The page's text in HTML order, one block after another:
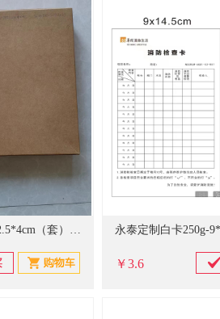
永泰定制工作卷宗 31.5*22.5*4cm（套）不印刷 50套起订
￥3.6